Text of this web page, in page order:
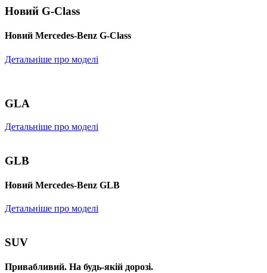
Новий G-Class
Новий Mercedes-Benz G-Class
Детальніше про моделі
GLA
Детальніше про моделі
GLB
Новий Mercedes-Benz GLB
Детальніше про моделі
SUV
Привабливий. На будь-якій дорозі.